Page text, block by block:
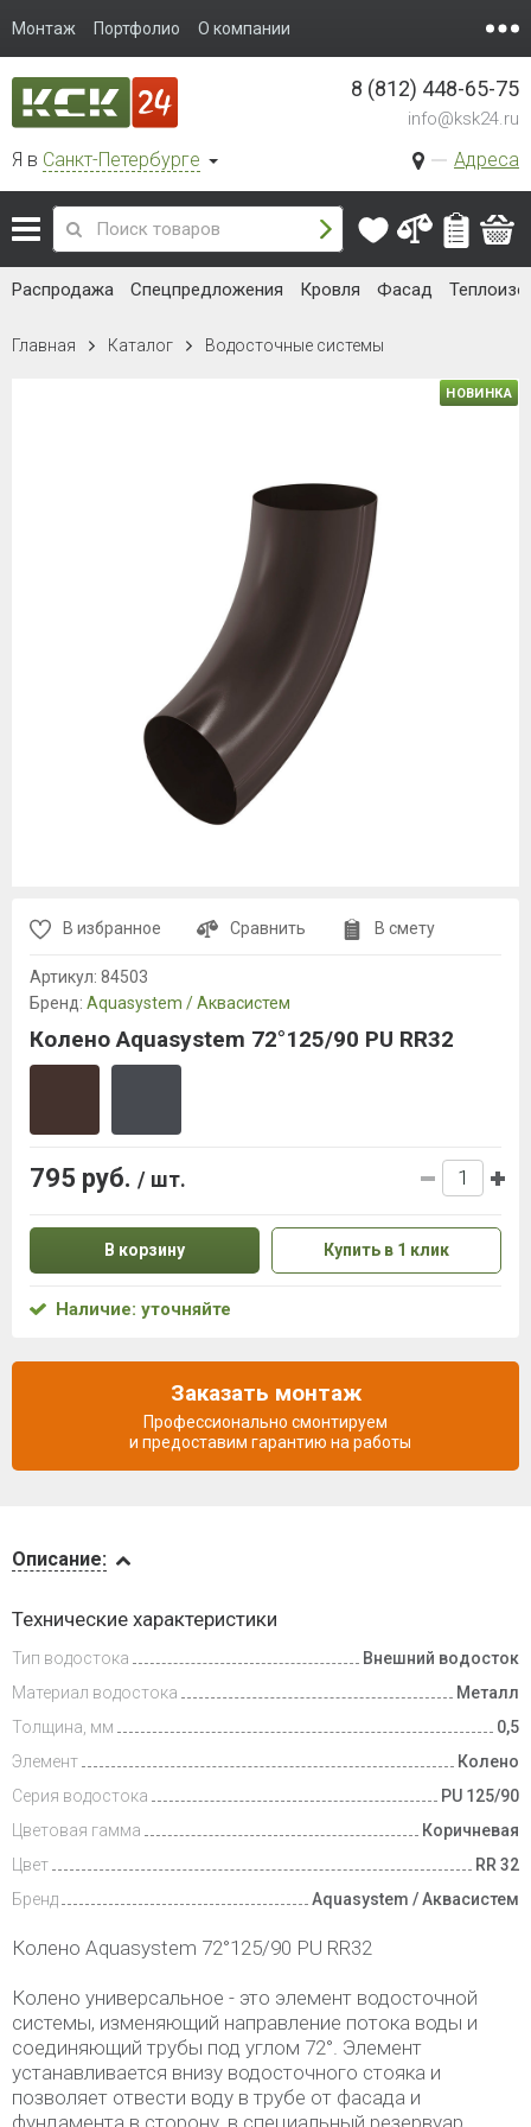
Монтаж Портфолио О компании
Я в Санкт-Петербурге Адреса
8 (812) 448-65-75
info@ksk24.ru
Распродажа Спецпредложения Кровля Фасад
Главная Каталог Водосточные системы
и оплата
Описание:
Технические характеристики
Тип водостока
Внешний водосток
Материал водостока
Металл
Толщина, мм
0,5
Элемент
Колено
Серия водостока
PU 125/90
Цветовая гамма
Коричневая
Цвет
RR 32
Бренд
Aquasystem / Аквасистем
Колено Aquasystem 72°125/90 PU RR32
Колено универсальное - это элемент водосточной
системы, изменяющий направление потока воды и
соединяющий трубы под углом 72°. Элемент
устанавливается внизу водосточного стояка и
позволяет отвести воду в трубе от фасада и
фундамента в сторону, в специальный резервуар,
НОВИНКА
В избранное Сравнить В смету
Артикул: 84503
Бренд: Aquasystem / Аквасистем
Колено Aquasystem 72°125/90 PU RR32
795 руб. / шт.
В корзину Купить в 1 клик
Наличие: уточняйте
Заказать монтаж
Профессионально смонтируем
и предоставим гарантию на работы